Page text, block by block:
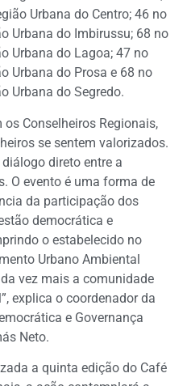
Urbana do Centro; 46 no
Urbana do Imbirussu; 68 no
Urbana do Lagoa; 47 no
Urbana do Prosa e 68 no
Urbana do Segredo.
Conselheiros Regionais,
se sentem valorizados.
direto entre a
O evento é uma forma de
da participação dos
democrática e
o estabelecido no
Urbano Ambiental
vez mais a comunidade
explica o coordenador da
e Governança
Neto.
a quinta edição do Café